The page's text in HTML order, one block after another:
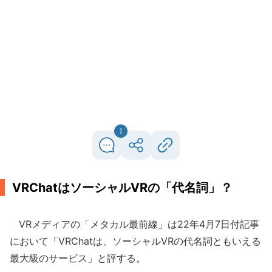
1
VRChatはソーシャルVRの「代名詞」？
VRメディアの「メタカル最前線」は22年4月7日付記事
において「VRChatは、ソーシャルVRの代名詞ともいえる
最大級のサービス」と評する。